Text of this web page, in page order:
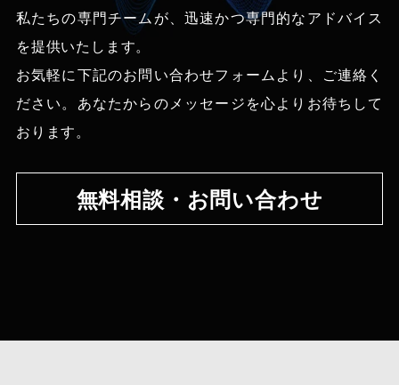
私たちの専門チームが、迅速かつ専門的なアドバイス
を提供いたします。
お気軽に下記のお問い合わせフォームより、ご連絡く
ださい。あなたからのメッセージを心よりお待ちして
おります。
無料相談・お問い合わせ